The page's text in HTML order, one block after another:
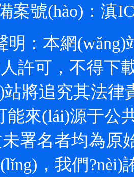
案號(hào)： 滇
明：本網
許可，不得下載
將追究其法律責
可能來(lái)源于
未署名者均為
，我們